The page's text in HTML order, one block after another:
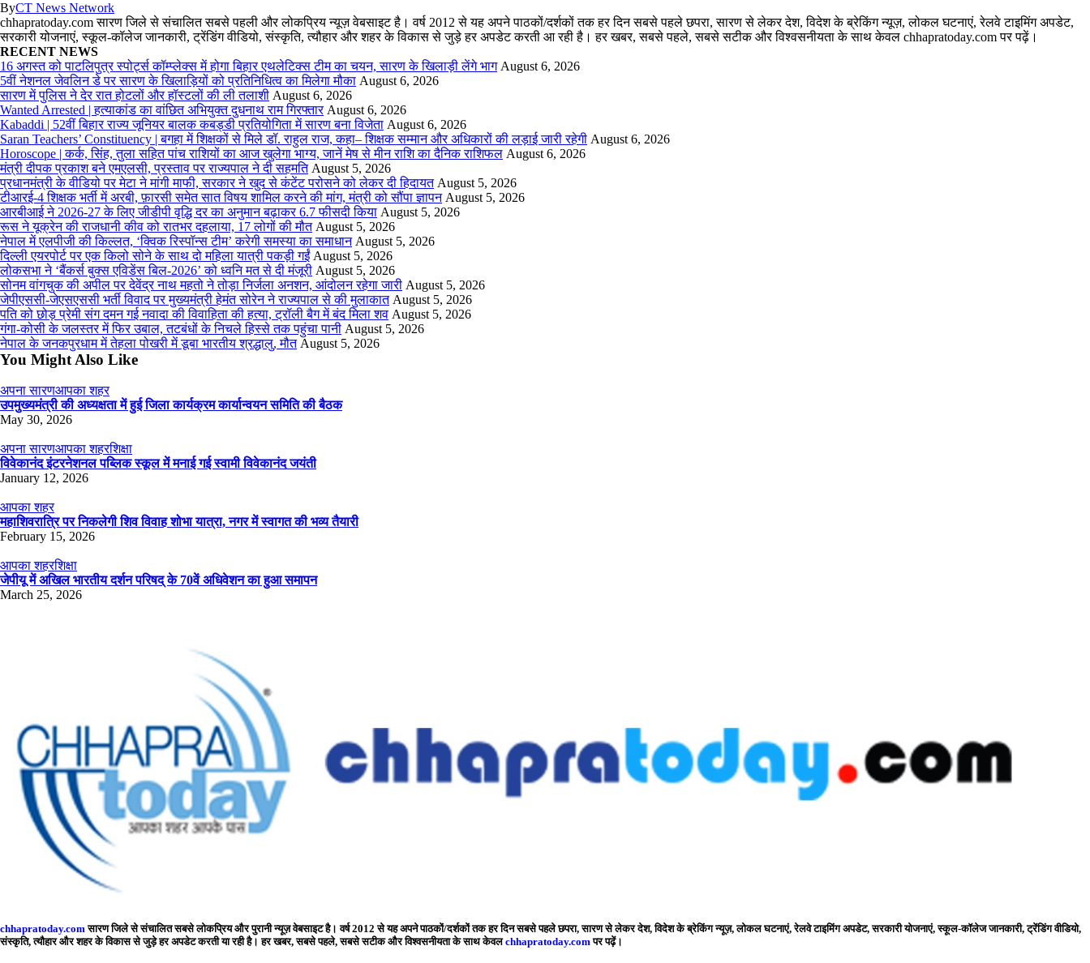
ByCT News Network
chhapratoday.com सारण जिले से संचालित सबसे पहली और लोकप्रिय न्यूज़ वेबसाइट है। वर्ष 2012 से यह अपने पाठकों/दर्शकों तक हर दिन सबसे पहले छपरा, सारण से लेकर देश, विदेश के ब्रेकिंग न्यूज़, लोकल घटनाएं, रेलवे टाइमिंग अपडेट,
सरकारी योजनाएं, स्कूल-कॉलेज जानकारी, ट्रेंडिंग वीडियो, संस्कृति, त्यौहार और शहर के विकास से जुड़े हर अपडेट करती आ रही है। हर खबर, सबसे पहले, सबसे सटीक और विश्वसनीयता के साथ केवल chhapratoday.com पर पढ़ें।
RECENT NEWS
16 अगस्त को पाटलिपुत्र स्पोर्ट्स कॉम्प्लेक्स में होगा बिहार एथलेटिक्स टीम का चयन, सारण के खिलाड़ी लेंगे भाग August 6, 2026
5वीं नेशनल जेवलिन डे पर सारण के खिलाड़ियों को प्रतिनिधित्व का मिलेगा मौका August 6, 2026
सारण में पुलिस ने देर रात होटलों और हॉस्टलों की ली तलाशी August 6, 2026
Wanted Arrested | हत्याकांड का वांछित अभियुक्त दुधनाथ राम गिरफ्तार August 6, 2026
Kabaddi | 52वीं बिहार राज्य जूनियर बालक कबड्डी प्रतियोगिता में सारण बना विजेता August 6, 2026
Saran Teachers’ Constituency | बगहा में शिक्षकों से मिले डॉ. राहुल राज, कहा– शिक्षक सम्मान और अधिकारों की लड़ाई जारी रहेगी August 6, 2026
Horoscope | कर्क, सिंह, तुला सहित पांच राशियों का आज खुलेगा भाग्य, जानें मेष से मीन राशि का दैनिक राशिफल August 6, 2026
मंत्री दीपक प्रकाश बने एमएलसी, प्रस्ताव पर राज्यपाल ने दी सहमति August 5, 2026
प्रधानमंत्री के वीडियो पर मेटा ने मांगी माफी, सरकार ने खुद से कंटेंट परोसने को लेकर दी हिदायत August 5, 2026
टीआरई-4 शिक्षक भर्ती में अरबी, फ़ारसी समेत सात विषय शामिल करने की मांग, मंत्री को सौंपा ज्ञापन August 5, 2026
आरबीआई ने 2026-27 के लिए जीडीपी वृद्धि दर का अनुमान बढ़ाकर 6.7 फीसदी किया August 5, 2026
रूस ने यूक्रेन की राजधानी कीव को रातभर दहलाया, 17 लोगों की मौत August 5, 2026
नेपाल में एलपीजी की किल्लत, ‘क्विक रिस्पॉन्स टीम’ करेगी समस्या का समाधान August 5, 2026
दिल्ली एयरपोर्ट पर एक किलो सोने के साथ दो महिला यात्री पकड़ी गईं August 5, 2026
लोकसभा ने ‘बैंकर्स बुक्स एविडेंस बिल-2026’ को ध्वनि मत से दी मंजूरी August 5, 2026
सोनम वांगचुक की अपील पर देवेंद्र नाथ महतो ने तोड़ा निर्जला अनशन, आंदोलन रहेगा जारी August 5, 2026
जेपीएससी-जेएसएससी भर्ती विवाद पर मुख्यमंत्री हेमंत सोरेन ने राज्यपाल से की मुलाकात August 5, 2026
पति को छोड़ प्रेमी संग दमन गई नवादा की विवाहिता की हत्या, ट्रॉली बैग में बंद मिला शव August 5, 2026
गंगा-कोसी के जलस्तर में फिर उबाल, तटबंधों के निचले हिस्से तक पहुंचा पानी August 5, 2026
नेपाल के जनकपुरधाम में तेहला पोखरी में डूबा भारतीय श्रद्धालु, मौत August 5, 2026
You Might Also Like
अपना सारणआपका शहर
उपमुख्यमंत्री की अध्यक्षता में हुई जिला कार्यक्रम कार्यान्वयन समिति की बैठक
May 30, 2026
अपना सारणआपका शहरशिक्षा
विवेकानंद इंटरनेशनल पब्लिक स्कूल में मनाई गई स्वामी विवेकानंद जयंती
January 12, 2026
आपका शहर
महाशिवरात्रि पर निकलेगी शिव विवाह शोभा यात्रा, नगर में स्वागत की भव्य तैयारी
February 15, 2026
आपका शहरशिक्षा
जेपीयू में अखिल भारतीय दर्शन परिषद् के 70वें अधिवेशन का हुआ समापन
March 25, 2026
chhapratoday.com सारण जिले से संचालित सबसे लोकप्रिय और पुरानी न्यूज़ वेबसाइट है। वर्ष 2012 से यह अपने पाठकों/दर्शकों तक हर दिन सबसे पहले छपरा, सारण से लेकर देश, विदेश के ब्रेकिंग न्यूज़, लोकल घटनाएं, रेलवे टाइमिंग अपडेट, सरकारी योजनाएं, स्कूल-कॉलेज जानकारी, ट्रेंडिंग वीडियो,
संस्कृति, त्यौहार और शहर के विकास से जुड़े हर अपडेट करती या रही है। हर खबर, सबसे पहले, सबसे सटीक और विश्वसनीयता के साथ केवलchhapratoday.com पर पढ़ें।